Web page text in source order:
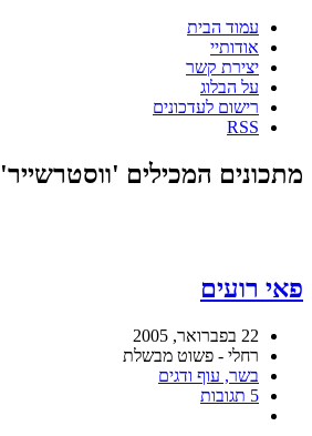
עמוד הבית
אודותיי
יצירת קשר
על הבלוג
רישום לעדכונים
RSS
מתכונים המכילים 'ווסטרשייר'
פאי רועים
22 בפברואר, 2005
רחלי - פשוט מבשלת
בשר, עוף ודגים
5 תגובות